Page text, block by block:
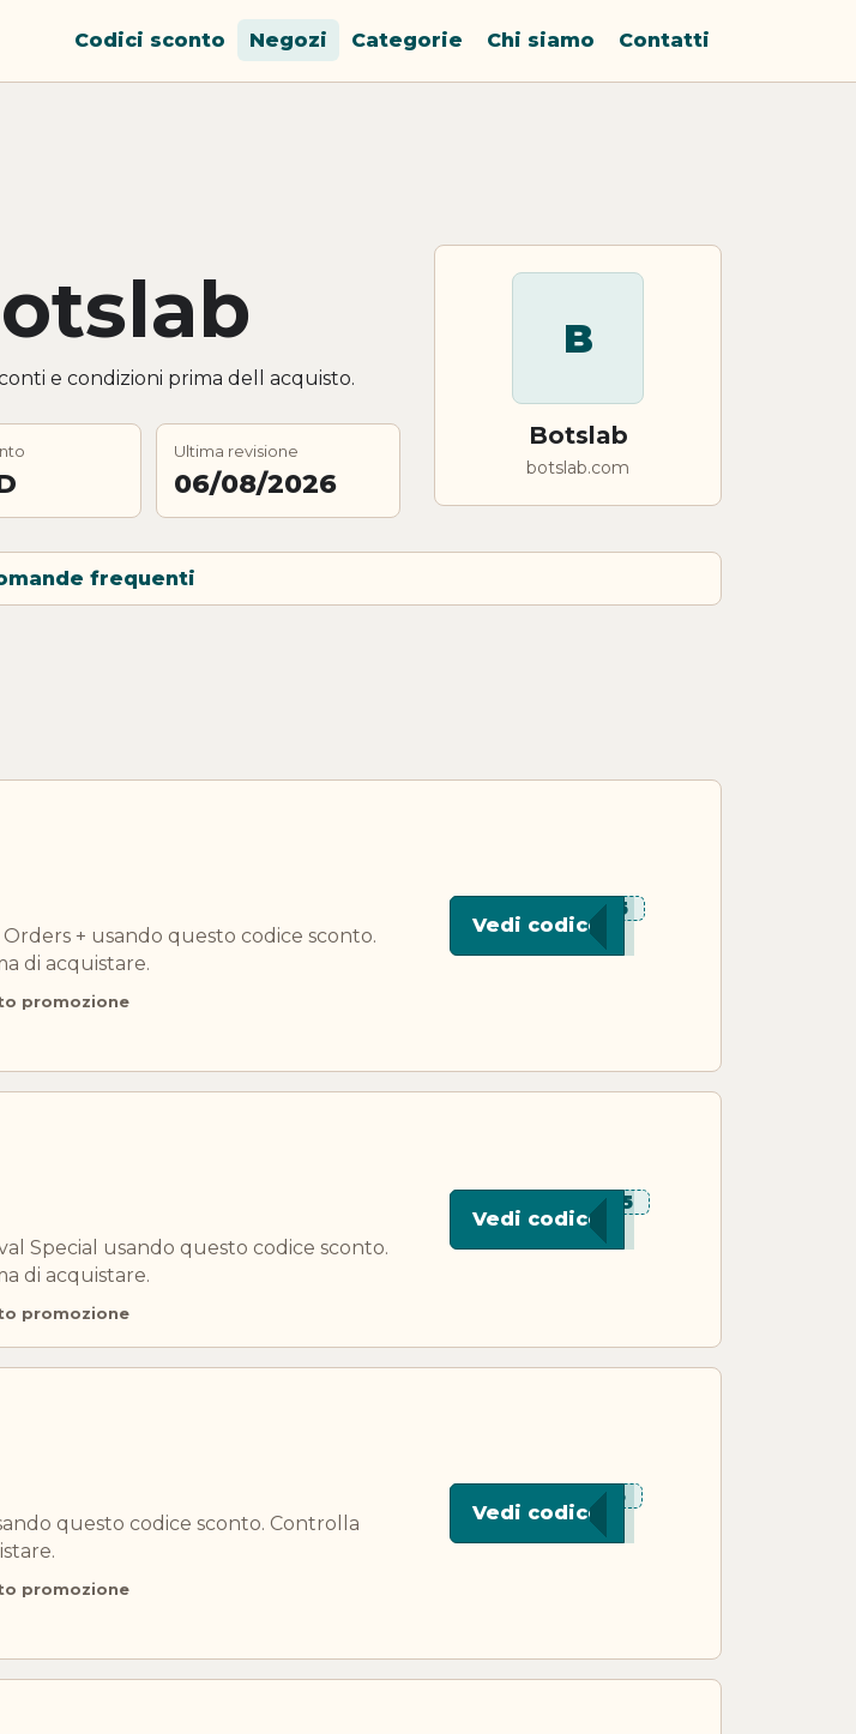
Codici sconto Negozi Categorie Chi siamo Contatti
e condizioni prima dell acquisto.
Ultima revisione
06/08/2026
B
Botslab
botslab.com
frequenti
+ usando questo codice sconto.
di acquistare.
promozione
***P75
Vedi codice
Special usando questo codice sconto.
di acquistare.
promozione
***W15
Vedi codice
questo codice sconto. Controlla
promozione
***T15
Vedi codice